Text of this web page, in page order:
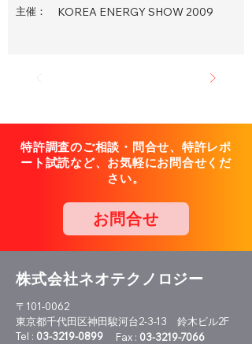
主催： KOREA ENERGY SHOW 2009
特許調査のご相談・問合せ、特許レポ
ート試読など、お気軽にお問合せくだ
さい。
お問合せ
株式会社ネオテクノロジー
〒101-0062
東京都千代田区神田駿河台2-3-13 鈴木ビル2F
Tel : 03-3219-0899
Fax : 03-3219-7066